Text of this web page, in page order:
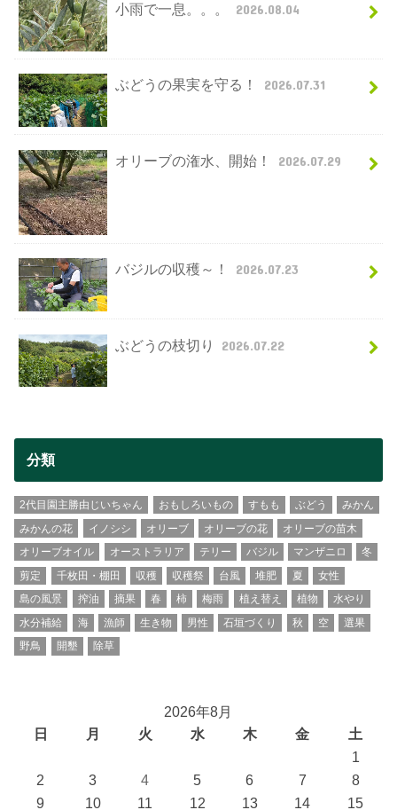
小雨で一息。。。 2026.08.04
ぶどうの果実を守る！ 2026.07.31
オリーブの潅水、開始！ 2026.07.29
バジルの収穫～！ 2026.07.23
ぶどうの枝切り 2026.07.22
分類
2代目園主勝由じいちゃん おもしろいもの すもも ぶどう
みかん
みかんの花
イノシシ オリーブ オリーブの花
オリーブの苗木
オリーブオイル
オーストラリア テリー バジル マンザニロ
冬
剪定
千枚田・棚田 収穫 収穫祭 台風 堆肥 夏
女性
島の風景
搾油 摘果 春 柿 梅雨 植え替え 植物
水やり
水分補給
海 漁師 生き物 男性 石垣づくり 秋 空
選果
野鳥
開墾 除草
2026年8月
日
月 火 水 木 金 土
1
2
3 4 5 6 7
8
9
10 11 12 13 14
15